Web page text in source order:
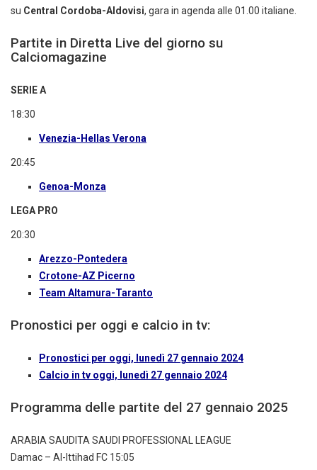
su Central Cordoba-Aldovisi, gara in agenda alle 01.00 italiane.
Partite in Diretta Live del giorno su
Calciomagazine
SERIE A
18:30
Venezia-Hellas Verona
20:45
Genoa-Monza
LEGA PRO
20:30
Arezzo-Pontedera
Crotone-AZ Picerno
Team Altamura-Taranto
Pronostici per oggi e calcio in tv:
Pronostici per oggi, lunedì 27 gennaio 2024
Calcio in tv oggi, lunedì 27 gennaio 2024
Programma delle partite del 27 gennaio 2025
ARABIA SAUDITA SAUDI PROFESSIONAL LEAGUE
Damac – Al-Ittihad FC 15:05